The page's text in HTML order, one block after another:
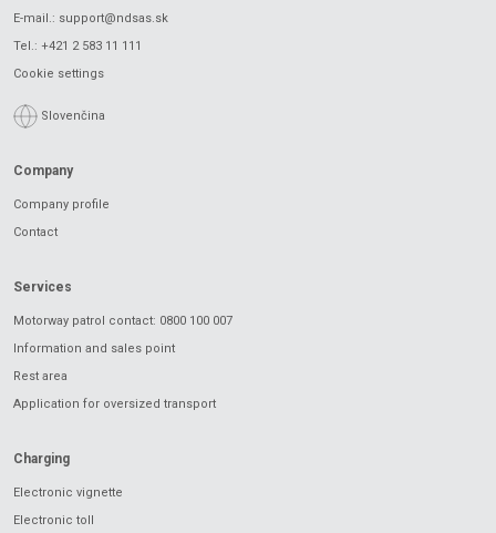
E-mail.: support@ndsas.sk
Tel.: +421 2 583 11 111
Cookie settings
Slovenčina
Company
Company profile
Contact
Services
Motorway patrol contact: 0800 100 007
Information and sales point
Rest area
Application for oversized transport
Charging
Electronic vignette
Electronic toll